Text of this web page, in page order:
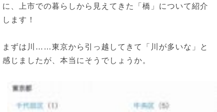
に、上市での暮らしから見えてきた「橋」について紹介
します！
まずは川……東京から引っ越してきて「川が多いな」と
感じましたが、本当にそうでしょうか。